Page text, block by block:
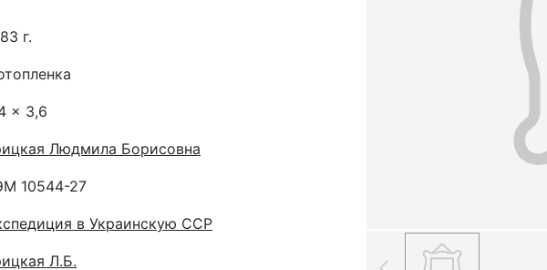
г.
x 3,6
Людмила Борисовна
10544-27
в Украинскую ССР
Л.Б.